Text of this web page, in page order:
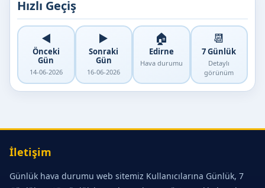
Hızlı Geçiş
◀️
Önceki
Gün
14-06-2026
▶️
Sonraki
Gün
16-06-2026
🏠
Edirne
Hava durumu
📆
7 Günlük
Detaylı
görünüm
İletişim
Günlük hava durumu web sitemiz Kullanıcılarına Günlük, 7